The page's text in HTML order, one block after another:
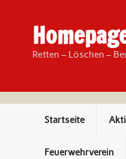
Retten – Löschen –
Startseite
Feuerwehrverein